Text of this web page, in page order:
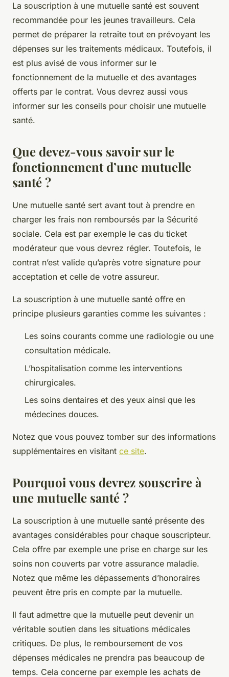
La souscription à une mutuelle santé est souvent
recommandée pour les jeunes travailleurs. Cela
permet de préparer la retraite tout en prévoyant les
dépenses sur les traitements médicaux. Toutefois, il
est plus avisé de vous informer sur le
fonctionnement de la mutuelle et des avantages
offerts par le contrat. Vous devrez aussi vous
informer sur les conseils pour choisir une mutuelle
santé.
Que devez-vous savoir sur le
fonctionnement d’une mutuelle
santé ?
Une mutuelle santé sert avant tout à prendre en
charger les frais non remboursés par la Sécurité
sociale. Cela est par exemple le cas du ticket
modérateur que vous devrez régler. Toutefois, le
contrat n’est valide qu’après votre signature pour
acceptation et celle de votre assureur.
La souscription à une mutuelle santé offre en
principe plusieurs garanties comme les suivantes :
Les soins courants comme une radiologie ou une
consultation médicale.
L’hospitalisation comme les interventions
chirurgicales.
Les soins dentaires et des yeux ainsi que les
médecines douces.
Notez que vous pouvez tomber sur des informations
supplémentaires en visitant ce site.
Pourquoi vous devrez souscrire à
une mutuelle santé ?
La souscription à une mutuelle santé présente des
avantages considérables pour chaque souscripteur.
Cela offre par exemple une prise en charge sur les
soins non couverts par votre assurance maladie.
Notez que même les dépassements d’honoraires
peuvent être pris en compte par la mutuelle.
Il faut admettre que la mutuelle peut devenir un
véritable soutien dans les situations médicales
critiques. De plus, le remboursement de vos
dépenses médicales ne prendra pas beaucoup de
temps. Cela concerne par exemple les achats de